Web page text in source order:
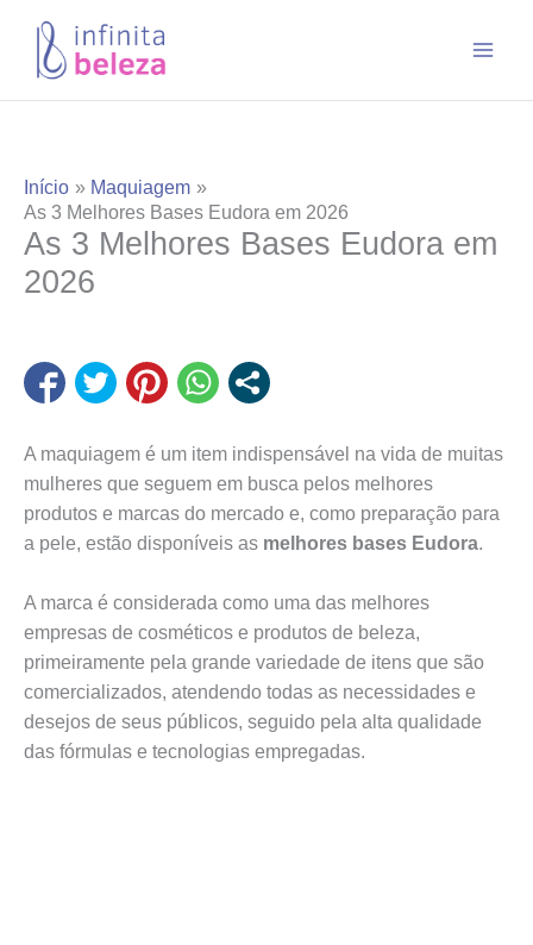
conteúdo
Início
Maquiagem
As 3 Melhores Bases Eudora em 2026
As 3 Melhores Bases Eudora em
2026
A maquiagem é um item indispensável na vida de muitas
mulheres que seguem em busca pelos melhores
produtos e marcas do mercado e, como preparação para
a pele, estão disponíveis as melhores bases Eudora.
A marca é considerada como uma das melhores
empresas de cosméticos e produtos de beleza,
primeiramente pela grande variedade de itens que são
comercializados, atendendo todas as necessidades e
desejos de seus públicos, seguido pela alta qualidade
das fórmulas e tecnologias empregadas.